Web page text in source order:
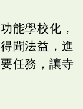
能學校化，
聞法益，進
任務，讓寺